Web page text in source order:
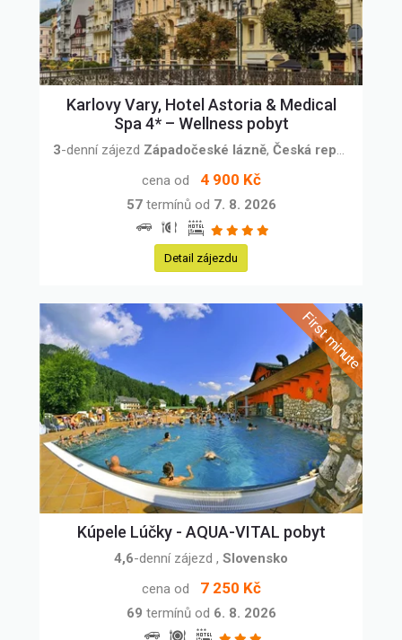
Karlovy Vary, Hotel Astoria & Medical
Spa 4* – Wellness pobyt
3-denní zájezd Západočeské lázně, Česká republika
cena od
4 900 Kč
57termínů od 7. 8. 2026
Detail zájezdu
Kúpele Lúčky - AQUA-VITAL pobyt
4,6-denní zájezd , Slovensko
cena od
7 250 Kč
69 termínů od 6. 8. 2026